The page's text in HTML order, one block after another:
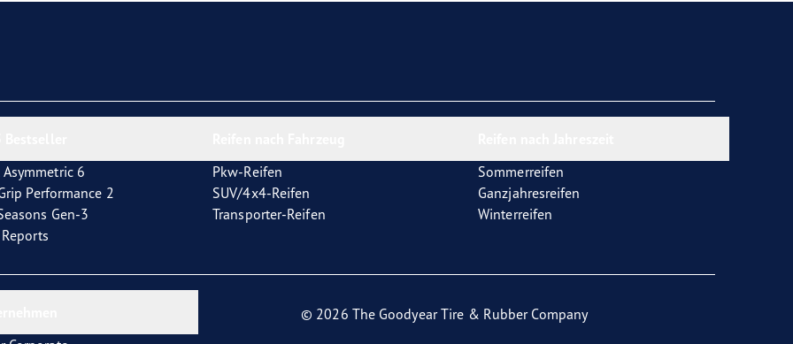
Asymmetric 6
Performance 2
Gen-3
Pkw-Reifen
SUV/4x4-Reifen
Transporter-Reifen
Sommerreifen
Ganzjahresreifen
Winterreifen
© 2026 The Goodyear Tire & Rubber Company